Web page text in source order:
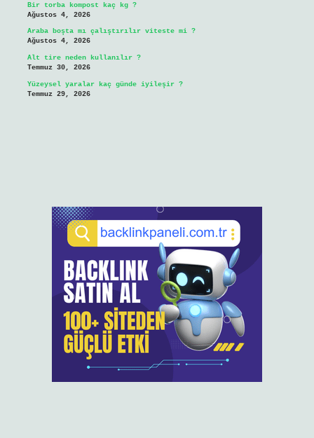
Bir torba kompost kaç kg ?
Ağustos 4, 2026
Araba boşta mı çalıştırılır viteste mi ?
Ağustos 4, 2026
Alt tire neden kullanılır ?
Temmuz 30, 2026
Yüzeysel yaralar kaç günde iyileşir ?
Temmuz 29, 2026